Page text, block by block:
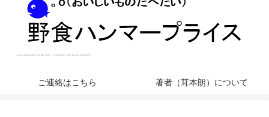
ご連絡はこちら 著者（茸本朗）について